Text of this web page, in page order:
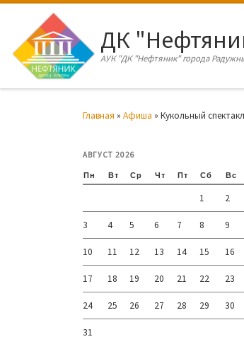
Перейти к содержимому
ДК
АУК "ДК "Нефтяник" города
Главная » Афиша » Кукольный
АВГУСТ 2026
Пн Вт Ср Чт Пт Сб Вс
1 2
3 4 5 6 7 8 9
10 11 12 13 14 15 16
17 18 19 20 21 22 23
24 25 26 27 28 29 30
31